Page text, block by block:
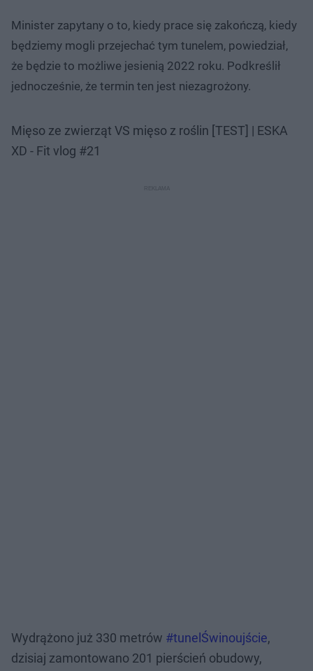
Minister zapytany o to, kiedy prace się zakończą, kiedy
będziemy mogli przejechać tym tunelem, powiedział,
że będzie to możliwe jesienią 2022 roku. Podkreślił
jednocześnie, że termin ten jest niezagrożony.
Mięso ze zwierząt VS mięso z roślin [TEST] | ESKA
XD - Fit vlog #21
Wydrążono już 330 metrów #tunelŚwinoujście,
dzisiaj zamontowano 201 pierścień obudowy,